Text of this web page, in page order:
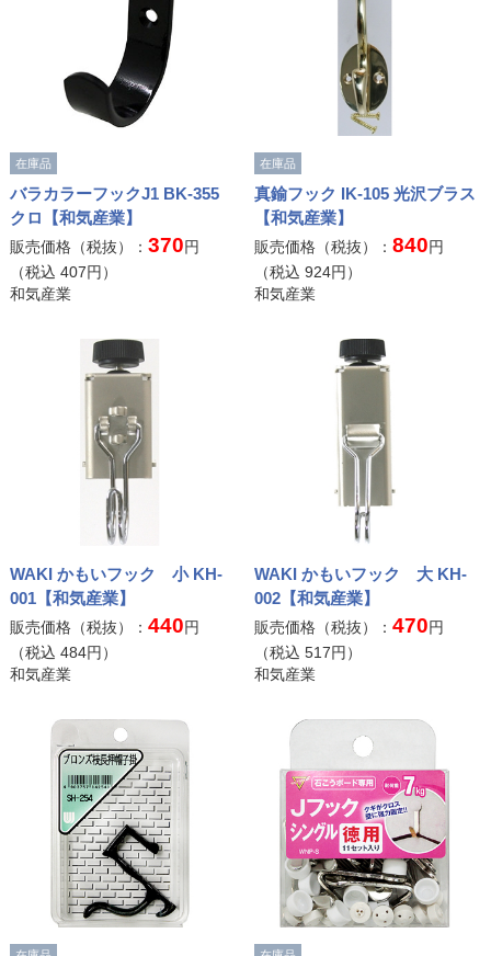
在庫品
バラカラーフックJ1 BK-355
クロ【和気産業】
販売価格（税抜）： 370円
（税込 407円）
和気産業
在庫品
真鍮フック IK-105 光沢ブラス
【和気産業】
販売価格（税抜）：840円
（税込924円）
和気産業
WAKI かもいフック 小 KH-
001【和気産業】
販売価格（税抜）： 440円
（税込 484円）
和気産業
WAKI かもいフック 大 KH-
002【和気産業】
販売価格（税抜）：470円
（税込517円）
和気産業